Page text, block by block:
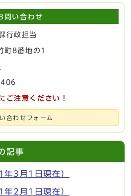
問い合わせ
行政担当
町8番地の1
ご注意ください！
合わせフォーム
記事
年3月1日現在）
年2月1日現在）